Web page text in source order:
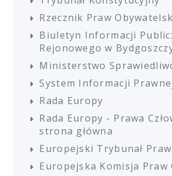
Rzecznik Praw
Biuletyn Informacji
Rejonowego w
Ministerstwo
System Informacji
Rada Europy
Rada Europy - Prawa
strona główna
Europejski Trybunał Praw
Europejska Komisja Praw